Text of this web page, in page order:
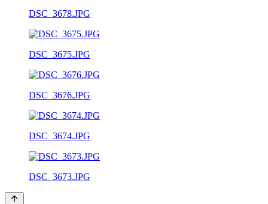
DSC_3678.JPG
DSC_3675.JPG
DSC_3676.JPG
DSC_3674.JPG
DSC_3673.JPG